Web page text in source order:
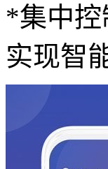
*集中控
实现智